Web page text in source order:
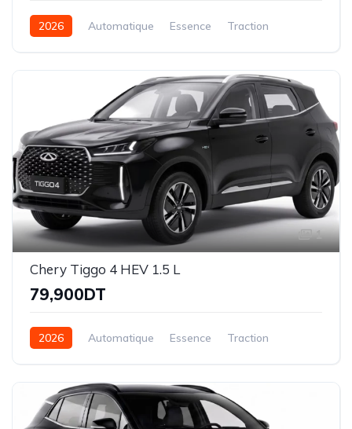
2026 Automatique Essence Traction
1
Chery Tiggo 4 HEV 1.5 L
79,900DT
2026 Automatique Essence Traction